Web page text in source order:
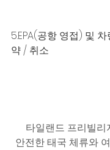
5.EPA(공항 영접) 및
약 / 취소
타일랜드 프리빌리
안전한 태국 체류와